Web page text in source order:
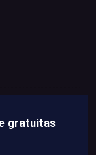
gratuitas